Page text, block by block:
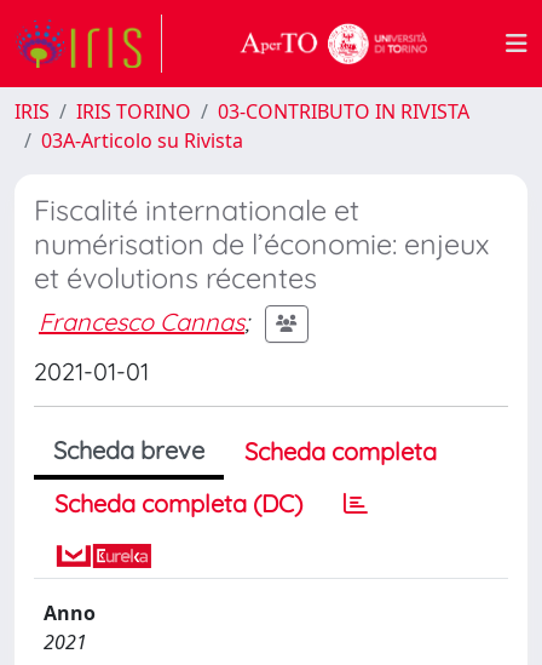
IRIS IRIS TORINO
03-CONTRIBUTO IN RIVISTA
03A-Articolo su Rivista
Fiscalité internationale et
numérisation de l’économie: enjeux
et évolutions récentes
Francesco Cannas;
2021-01-01
Scheda breve
Scheda completa
Scheda completa (DC)
Anno
2021